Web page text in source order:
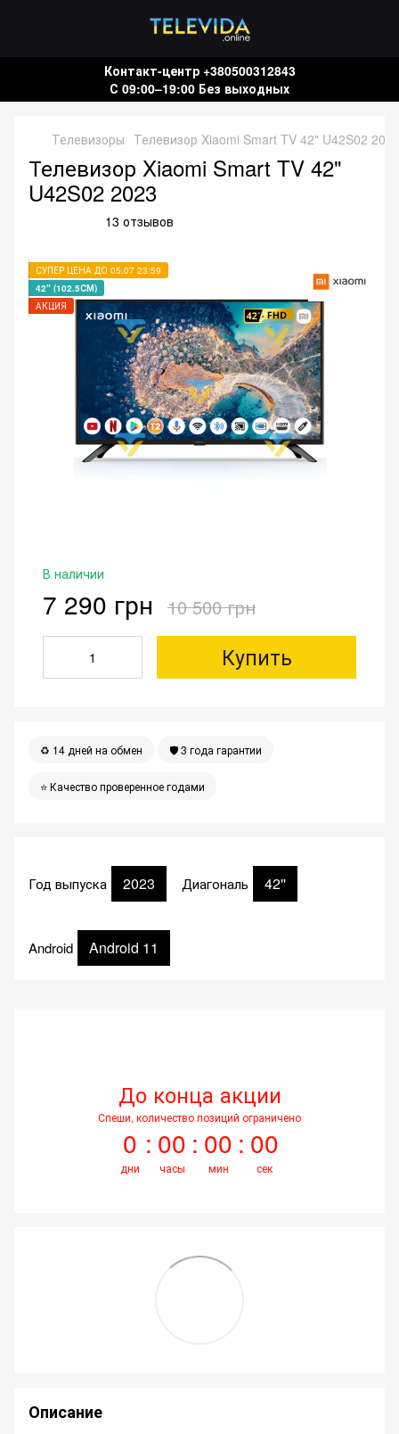
Контакт-центр +380500312843
С 09:00–19:00 Без выходных
Телевизоры Телевизор Xiaomi Smart TV 42" U42S02 2023
Телевизор Xiaomi Smart TV 42"
U42S02 2023
13 отзывов
СУПЕР ЦЕНА ДО 05.07 23:59
42" (102.5СМ)
АКЦИЯ
В наличии
7 290 грн 10 500 грн
Купить
♻️ 14 дней на обмен 🛡 3 года гарантии
⭐️ Качество проверенное годами
Год выпуска 2023 Диагональ 42''
Android Android 11
До конца акции
Спеши, количество позиций ограничено
0
дни
00
часы
00
мин
00
сек
Описание